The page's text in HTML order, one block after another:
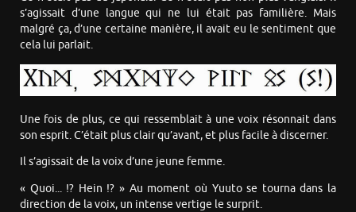
s’agissait d’une langue qui ne lui était pas familière. Mais
malgré ça, d’une certaine manière, il avait eu le sentiment que
cela lui parlait.
Une fois de plus, ce qui ressemblait à une voix résonnait dans
son esprit. C’était plus clair qu’avant, et plus facile à discerner.
Il s’agissait de la voix d’une jeune femme.
« Quoi... !? Hein !? » Au moment où Yuuto se tourna dans la
direction de la voix, un intense vertige le surprit.